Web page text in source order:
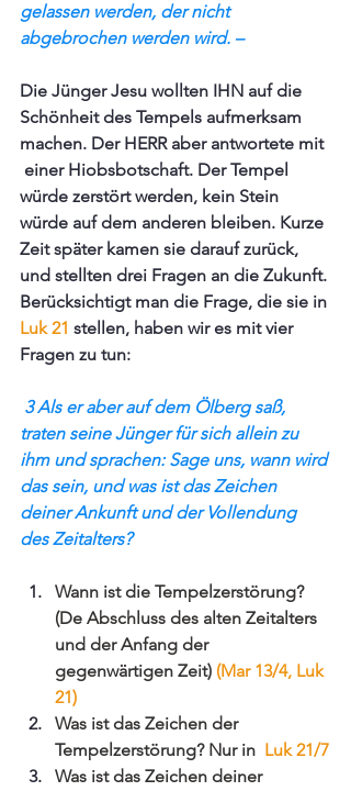
gelassen werden, der nicht
abgebrochen werden wird. –
Die Jünger Jesu wollten IHN auf die
Schönheit des Tempels aufmerksam
machen. Der HERR aber antwortete mit
einer Hiobsbotschaft. Der Tempel
würde zerstört werden, kein Stein
würde auf dem anderen bleiben. Kurze
Zeit später kamen sie darauf zurück,
und stellten drei Fragen an die Zukunft.
Berücksichtigt man die Frage, die sie in
Luk 21 stellen, haben wir es mit vier
Fragen zu tun:
3 Als er aber auf dem Ölberg saß,
traten seine Jünger für sich allein zu
ihm und sprachen: Sage uns, wann wird
das sein, und was ist das Zeichen
deiner Ankunft und der Vollendung
des Zeitalters?
Wann ist die Tempelzerstörung?
(De Abschluss des alten Zeitalters
und der Anfang der
gegenwärtigen Zeit) (Mar 13/4, Luk
21)
Was ist das Zeichen der
Tempelzerstörung? Nur in Luk 21/7
Was ist das Zeichen deiner